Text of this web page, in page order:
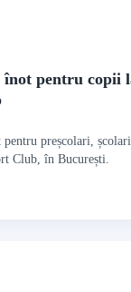
înot pentru copii
preșcolari,
Club, în București.